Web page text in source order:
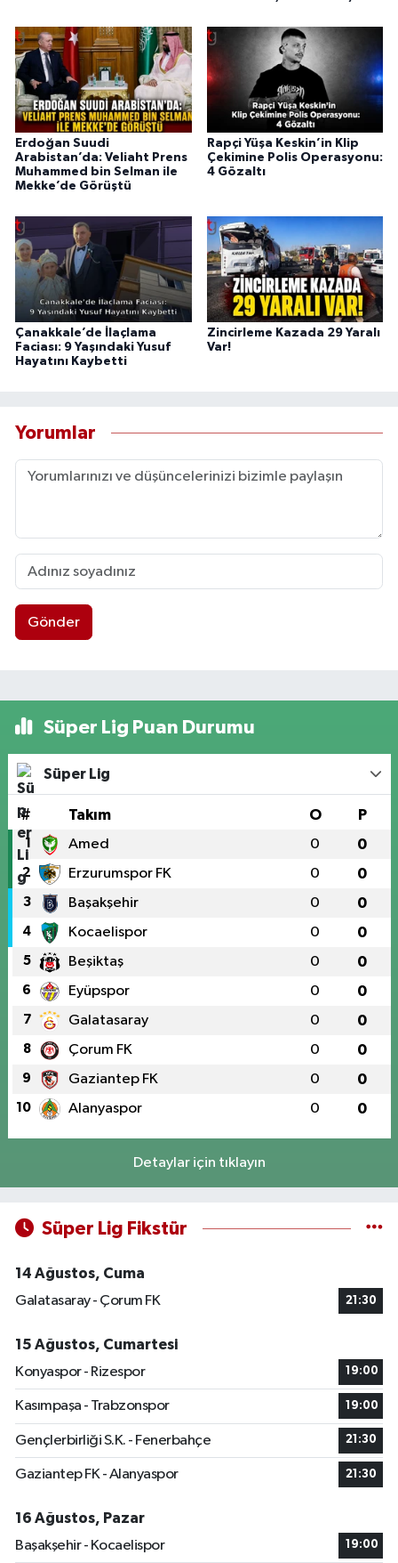
Erdoğan Suudi
Arabistan’da: Veliaht Prens
Muhammed bin Selman ile
Mekke’de Görüştü
Rapçi Yüşa Keskin’in Klip
Çekimine Polis Operasyonu:
4 Gözaltı
Çanakkale’de İlaçlama
Faciası: 9 Yaşındaki Yusuf
Hayatını Kaybetti
Zincirleme Kazada 29 Yaralı
Var!
Yorumlar
Gönder
Süper Lig Puan Durumu
Süper Lig
# Takım O P
1 Amed 0 0
2 Erzurumspor FK 0 0
3 Başakşehir 0 0
4 Kocaelispor 0 0
5 Beşiktaş 0 0
6 Eyüpspor 0 0
7 Galatasaray 0 0
8 Çorum FK 0 0
9 Gaziantep FK 0 0
10 Alanyaspor 0 0
Detaylar için tıklayın
Süper Lig Fikstür
14 Ağustos, Cuma
Galatasaray - Çorum FK
21:30
15 Ağustos, Cumartesi
Konyaspor - Rizespor
19:00
Kasımpaşa - Trabzonspor 19:00
Gençlerbirliği S.K. - Fenerbahçe 21:30
Gaziantep FK - Alanyaspor 21:30
16 Ağustos, Pazar
Başakşehir - Kocaelispor
19:00